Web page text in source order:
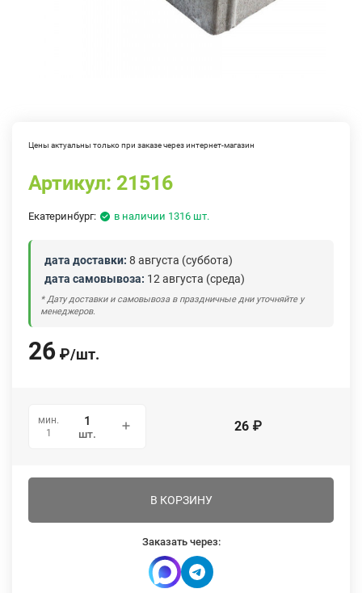
Цены актуальны только при заказе через интернет-магазин
Артикул: 21516
Екатеринбург: в наличии 1316 шт.
дата доставки: 8 августа (суббота)
дата самовывоза: 12 августа (среда)
* Дату доставки и самовывоза в праздничные дни уточняйте у
менеджеров.
26 ₽/шт.
мин.
1
шт. 26 ₽
В КОРЗИНУ
Заказать через: